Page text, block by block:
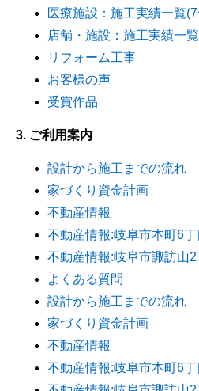
医療施設：施工実績一覧
店舗・施設：施工実績一
リフォーム工事
お客様の声
受賞作品
3. ご利用案内
設計から施工までの流れ
家づくり資金計画
不動産情報
不動産情報:岐阜市本町6丁
不動産情報:岐阜市諏訪山2
よくある質問
設計から施工までの流れ
家づくり資金計画
不動産情報
不動産情報:岐阜市本町6丁